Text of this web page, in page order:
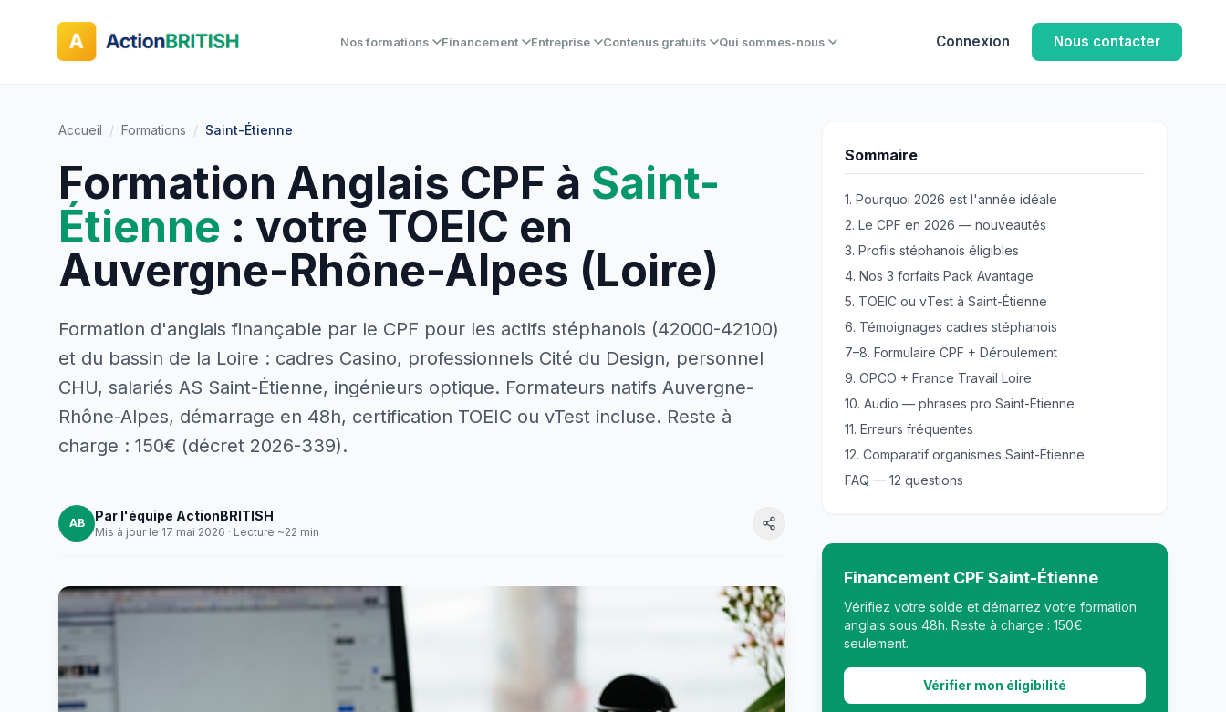
Nos formations Financement Entreprise Contenus gratuits Qui sommes-nous Connexion Nous contacter
Accueil / Formations / Saint-Étienne
Formation Anglais CPF à Saint-
Étienne : votre TOEIC en
Auvergne-Rhône-Alpes (Loire)
Formation d'anglais finançable par le CPF pour les actifs stéphanois (42000-42100)
et du bassin de la Loire : cadres Casino, professionnels Cité du Design, personnel
CHU, salariés AS Saint-Étienne, ingénieurs optique. Formateurs natifs Auvergne-
Rhône-Alpes, démarrage en 48h, certification TOEIC ou vTest incluse. Reste à
charge : 150€ (décret 2026-339).
AB Par l'équipe ActionBRITISH
Mis à jour le 17 mai 2026 · Lecture ~22 min
Sommaire
1. Pourquoi 2026 est l'année idéale
2. Le CPF en 2026 — nouveautés
3. Profils stéphanois éligibles
4. Nos 3 forfaits Pack Avantage
5. TOEIC ou vTest à Saint-Étienne
6. Témoignages cadres stéphanois
7–8. Formulaire CPF + Déroulement
9. OPCO + France Travail Loire
10. Audio — phrases pro Saint-Étienne
11. Erreurs fréquentes
12. Comparatif organismes Saint-Étienne
FAQ — 12 questions
Financement CPF Saint-Étienne
Vérifiez votre solde et démarrez votre formation
anglais sous 48h. Reste à charge : 150€
seulement.
Vérifier mon éligibilité